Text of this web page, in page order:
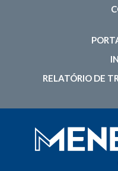
RELATÓRIO DE